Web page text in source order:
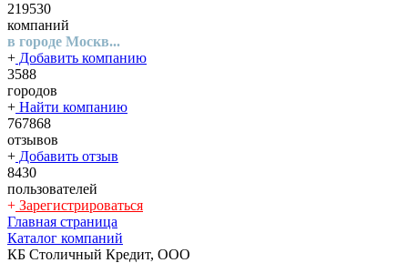
219530
компаний
в городе Москв...
+ Добавить компанию
3588
городов
+ Найти компанию
767868
отзывов
+ Добавить отзыв
8430
пользователей
+ Зарегистрироваться
Главная страница
Каталог компаний
КБ Столичный Кредит, ООО